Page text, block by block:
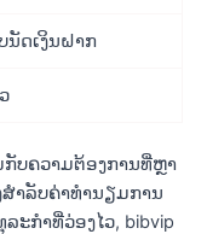
ນັດເງິນຝາກ
ກັບຄວາມຕ້ອງການທີ່ຫຼາ
າລັບຄ່າທໍານຽມການ
ະກໍາທີ່ວ່ອງໄວ, bibvip